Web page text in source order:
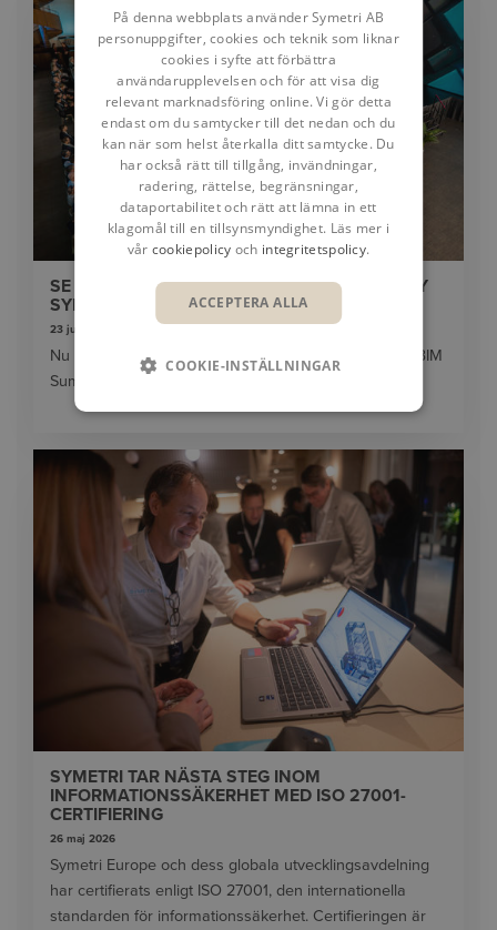
SE INSPELNINGAR FRÅN THE BIM SUMMIT BY
SYMETRI 2026
23 juni 2026
Nu kan du titta på inspelningar on-demand från The BIM
Summit by Symetri den 28 april.
SYMETRI TAR NÄSTA STEG INOM
INFORMATIONSSÄKERHET MED ISO 27001-
CERTIFIERING
26 maj 2026
Symetri Europe och dess globala utvecklingsavdelning
har certifierats enligt ISO 27001, den internationella
standarden för informationssäkerhet. Certifieringen är
På denna webbplats använder Symetri AB
personuppgifter, cookies och teknik som liknar
cookies i syfte att förbättra
användarupplevelsen och för att visa dig
relevant marknadsföring online. Vi gör detta
endast om du samtycker till det nedan och du
kan när som helst återkalla ditt samtycke. Du
har också rätt till tillgång, invändningar,
radering, rättelse, begränsningar,
dataportabilitet och rätt att lämna in ett
klagomål till en tillsynsmyndighet. Läs mer i
vår cookiepolicy och integritetspolicy.
ACCEPTERA ALLA
COOKIE-INSTÄLLNINGAR